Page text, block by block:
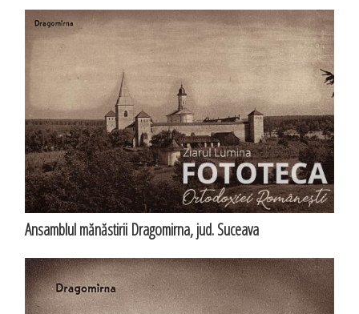
Ansamblul mănăstirii Dragomirna, jud. Suceava